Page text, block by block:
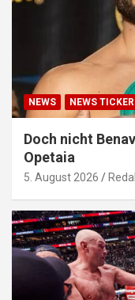
NEWS NEWS TICKER
Doch nicht
Opetaia
5. August 2026